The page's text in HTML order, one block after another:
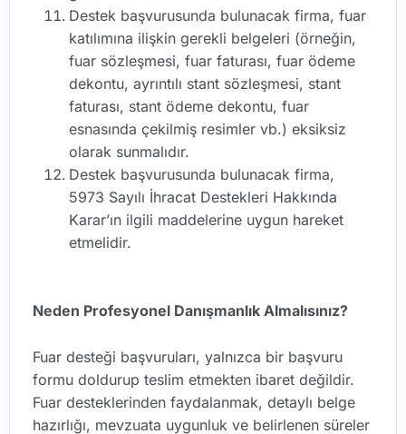
Destek başvurusunda bulunacak firma, fuar
katılımına ilişkin gerekli belgeleri (örneğin,
fuar sözleşmesi, fuar faturası, fuar ödeme
dekontu, ayrıntılı stant sözleşmesi, stant
faturası, stant ödeme dekontu, fuar
esnasında çekilmiş resimler vb.) eksiksiz
olarak sunmalıdır.
Destek başvurusunda bulunacak firma,
5973 Sayılı İhracat Destekleri Hakkında
Karar’ın ilgili maddelerine uygun hareket
etmelidir.
Neden Profesyonel Danışmanlık Almalısınız?
Fuar desteği başvuruları, yalnızca bir başvuru
formu doldurup teslim etmekten ibaret değildir.
Fuar desteklerinden faydalanmak, detaylı belge
hazırlığı, mevzuata uygunluk ve belirlenen süreler